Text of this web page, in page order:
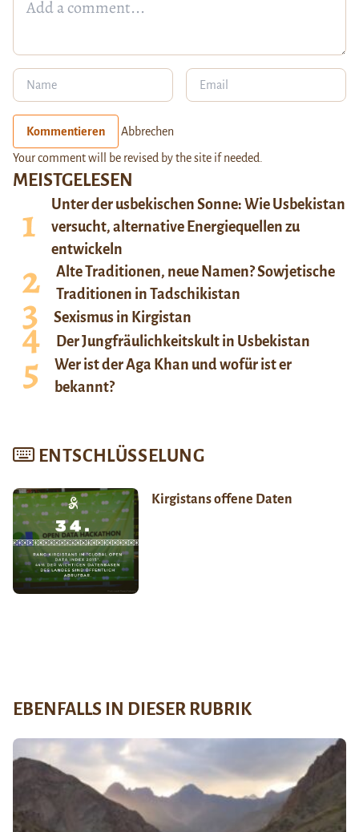
MEISTGELESEN
Unter der usbekischen Sonne: Wie Usbekistan
versucht, alternative Energiequellen zu
entwickeln
Alte Traditionen, neue Namen? Sowjetische
Traditionen in Tadschikistan
Sexismus in Kirgistan
Der Jungfräulichkeitskult in Usbekistan
Wer ist der Aga Khan und wofür ist er
bekannt?
ENTSCHLÜSSELUNG
Kirgistans offene Daten
Kommentieren Abbrechen
Your comment will be revised by the site if needed.
EBENFALLS IN DIESER RUBRIK